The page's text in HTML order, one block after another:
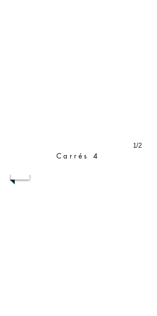
1/2
Carrés 4